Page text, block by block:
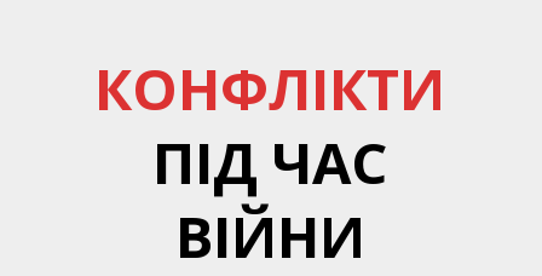
КОНФЛІКТИ
ПІД ЧАС
ВІЙНИ